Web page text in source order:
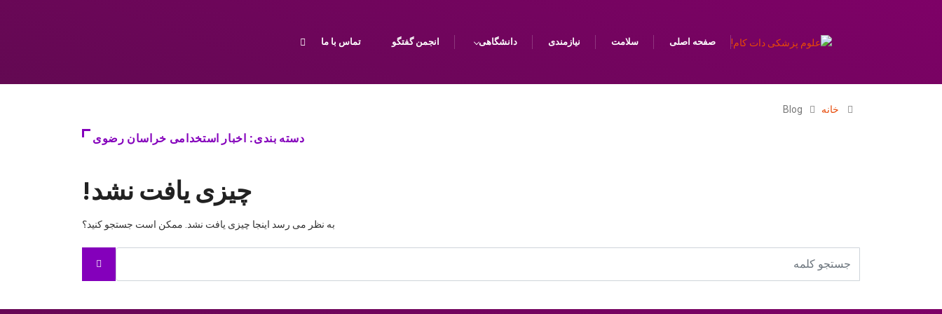
صفحه اصلی سلامت نیازمندی دانشگاهی انجمن گفتگو تماس با ما
خانه Blog
دسته بندی: اخبار استخدامی خراسان رضوی
چیزی یافت نشد!
به نظر می رسد اینجا چیزی یافت نشد. ممکن است جستجو کنید؟